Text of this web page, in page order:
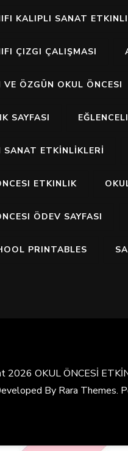
KALIPLI SANAT
ÇIZGI ÇALIŞMASI
VE ÖZGÜN OKUL ÖNCESI
SAYFASI
SANAT ETKİNLİKLERİ
ETKINLIK
ÖDEV SAYFASI
PRINTABLES
2026 OKUL ÖNCESİ
By Rara Themes.